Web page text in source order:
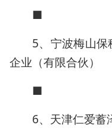
■
5、宁波梅山
企业（有限合伙）
■
6、天津仁爱蓄